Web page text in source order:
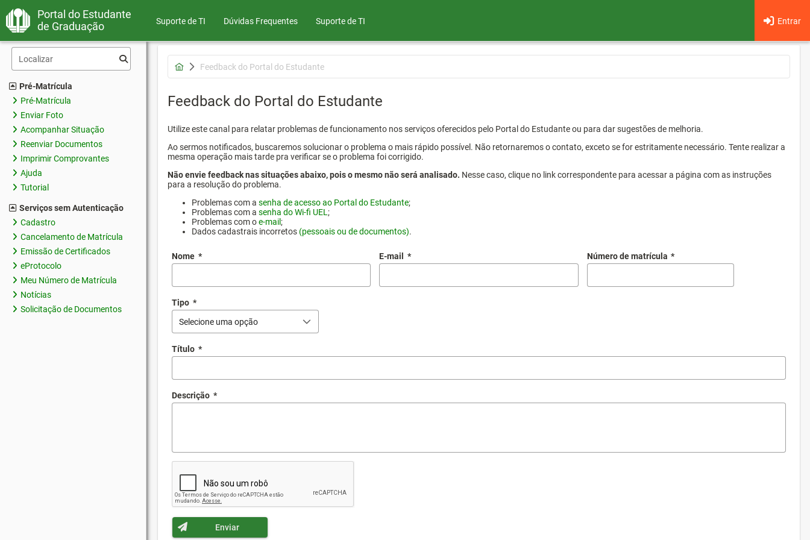
Portal do Estudante
de Graduação
Suporte de TI Dúvidas Frequentes Entrar
Suporte de TI
Pré-Matrícula
Pré-Matrícula
Enviar Foto
Acompanhar Situação
Reenviar Documentos
Imprimir Comprovantes
Ajuda
Tutorial
Serviços sem Autenticação
Cadastro
Cancelamento de Matrícula
Emissão de Certificados
eProtocolo
Meu Número de Matrícula
Notícias
Solicitação de Documentos
Feedback do Portal do Estudante
Feedback do Portal do Estudante
Utilize este canal para relatar problemas de funcionamento nos serviços oferecidos pelo Portal do Estudante ou para dar sugestões de melhoria.
Ao sermos notificados, buscaremos solucionar o problema o mais rápido possível. Não retornaremos o contato, exceto se for estritamente necessário. Tente realizar a
mesma operação mais tarde pra verificar se o problema foi corrigido.
Não envie feedback nas situações abaixo, pois o mesmo não será analisado. Nesse caso, clique no link correspondente para acessar a página com as instruções
para a resolução do problema.
Problemas com a senha de acesso ao Portal do Estudante;
Problemas com a senha do Wi-fi UEL ;
Problemas com oe-mail;
Dados cadastrais incorretos (pessoais ou de documentos).
Nome * E-mail * Número de matrícula *
Tipo *
Selecione uma opção
Título *
Descrição *
Enviar